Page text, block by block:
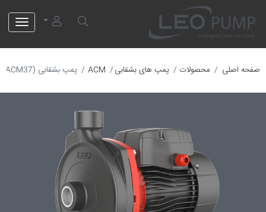
صفحه اصلی محصولات پمپ های بشقابی ACM پمپ بشقابی (ACM37)